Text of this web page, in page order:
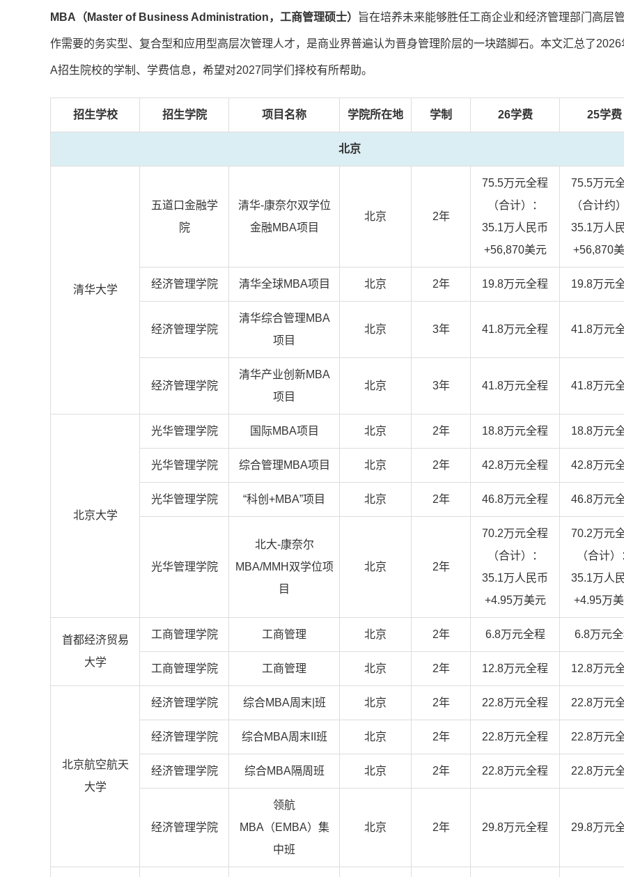
MBA（Master of Business Administration，工商管理硕士） 旨在培养未来能够胜任工商企业和经济管理部门高层
作需要的务实型、复合型和应用型高层次管理人才，是商业界普遍认为晋身管理阶层的一块踏脚石。本文汇总了2026
A招生院校的学制、学费信息，希望对2027同学们择校有所帮助。
招生学校 招生学院 项目名称 学院所在地 学制 26学费 25学费
北京
清华大学
五道口金融学
院
清华-康奈尔双学位
金融MBA项目
北京 2年
75.5万元全程
（合计）：
35.1万人民币
+56,870美元
75.5万元
（合计约
35.1万人
+56,870
经济管理学院 清华全球MBA项目 北京 2年 19.8万元全程 19.8万元
经济管理学院
清华综合管理MBA
项目
北京 3年 41.8万元全程 41.8万元
经济管理学院
清华产业创新MBA
项目
北京 3年 41.8万元全程 41.8万元
北京大学
光华管理学院 国际MBA项目 北京 2年 18.8万元全程 18.8万元
光华管理学院 综合管理MBA项目 北京 2年 42.8万元全程 42.8万元
光华管理学院 “科创+MBA”项目 北京 2年 46.8万元全程 46.8万元
光华管理学院
北大-康奈尔
MBA/MMH双学位项
目
北京 2年
70.2万元全程
（合计）：
35.1万人民币
+4.95万美元
70.2万元
（合计）
35.1万人
+4.95万
首都经济贸易
大学
工商管理学院 工商管理 北京 2年 6.8万元全程 6.8万元
工商管理学院 工商管理 北京 2年 12.8万元全程 12.8万元
北京航空航天
大学
经济管理学院 综合MBA周末|班 北京 2年 22.8万元全程 22.8万元
经济管理学院 综合MBA周末II班 北京 2年 22.8万元全程 22.8万元
经济管理学院 综合MBA隔周班 北京 2年 22.8万元全程 22.8万元
经济管理学院
领航
MBA（EMBA）集
中班
北京 2年 29.8万元全程 29.8万元